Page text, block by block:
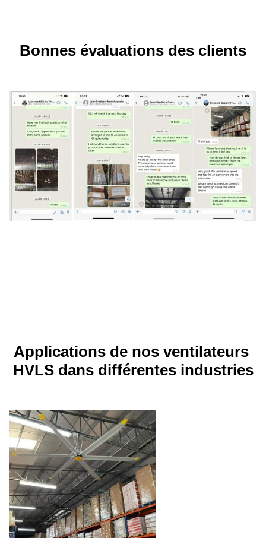
Bonnes évaluations des clients
Applications de nos ventilateurs
HVLS dans différentes industries